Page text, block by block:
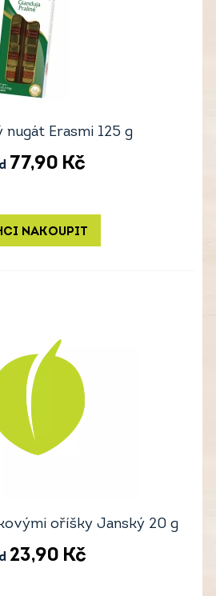
nugát Erasmi 125 g
77,90 Kč
NAKOUPIT
oříšky Janský 20 g
23,90 Kč